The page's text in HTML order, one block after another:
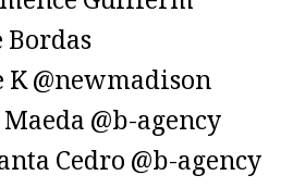
@newmadison
@b-agency
Cedro @b-agency